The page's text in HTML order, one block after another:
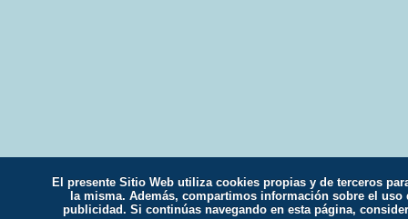
El presente Sitio Web utiliza cookies propias y de terceros
la misma. Además, compartimos información sobre el
publicidad. Si continúas navegando en esta página,